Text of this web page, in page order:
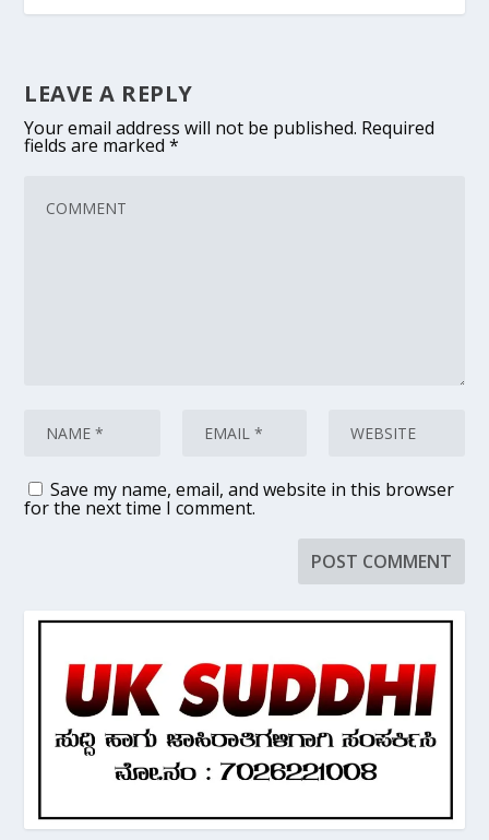
LEAVE A REPLY
Your email address will not be published. Required
fields are marked*
Save my name, email, and website in this browser
for the next time I comment.